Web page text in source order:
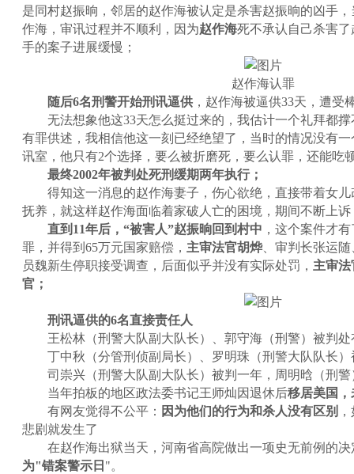
是同村赵振晌，邻居的赵作海被认定是杀害赵振晌的凶手
作海，审讯过程并不顺利，因为赵作海死不承认自己杀害
手的案子进展缓慢；
赵作海认罪
随后6名刑警开始刑讯逼供 ，赵作海被逼供33天，遭受
无法想象他这33天怎么挺过来的，我估计一个礼拜都撑
有罪供述，我相信他这一刻已经绝望了，当时的情况没有
讯室，他只有2个选择，要么被折磨死，要么认罪，还能吃
最终2002年被判处死刑缓期两年执行；
得知这一消息的赵作海妻子，伤心欲绝，直接带着女儿
抚养，就这样赵作海面临着家破人亡的困境，期间不断上诉
直到11年后，“被害人”赵振晌回到村中 ，这个案件才
罪，并得到65万元国家赔偿， 主审法官胡烨、审判长张运
员魏新生停职接受调查，后面似乎并没有实际处罚， 主审
官；
刑讯逼供的6名直接责任人
王松林（刑警大队副大队长）、郭守海（刑警）被判处
丁中秋（分管刑侦副局长）、罗明珠（刑警大队队长）
司崇兴（刑警大队副大队长）被判一年，周明晗（刑警
当年拍板的地区政法委书记王师灿因退休后移居美国，
有网友觉得不公平： 因为他们的行为和杀人没有区别
悲剧就发生了
在赵作海出狱当天，河南省高院做出一项史无前例的
为"错案警示日 "。